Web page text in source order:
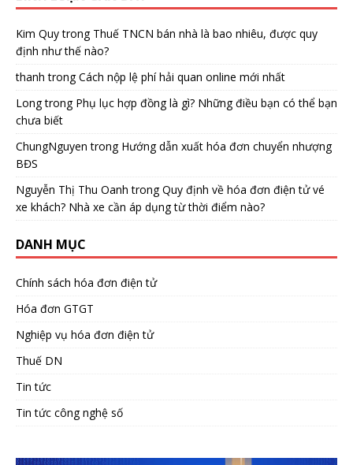
Kim Quytrong Thuế TNCN bán nhà là bao nhiêu, được quy
định như thế nào?
thanh trongCách nộp lệ phí hải quan online mới nhất
Longtrong Phụ lục hợp đồng là gì? Những điều bạn có thể bạn
chưa biết
ChungNguyen trong Hướng dẫn xuất hóa đơn chuyển nhượng
BĐS
Nguyễn Thị Thu Oanh trongQuy định về hóa đơn điện tử vé
xe khách? Nhà xe cần áp dụng từ thời điểm nào?
DANH MỤC
Chính sách hóa đơn điện tử
Hóa đơn GTGT
Nghiệp vụ hóa đơn điện tử
Thuế DN
Tin tức
Tin tức công nghệ số